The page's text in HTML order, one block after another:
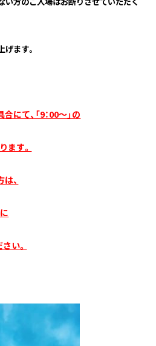
ます。
にて、「9：00～」の
ます。
、
い。